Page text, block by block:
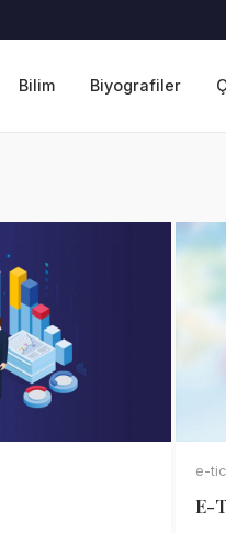
Bilim Biyografiler
e-
E-